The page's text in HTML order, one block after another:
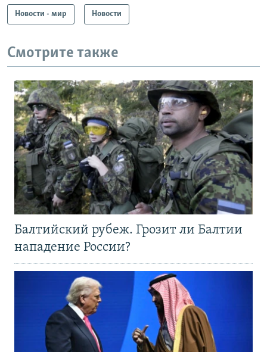
Новости - мир Новости
Смотрите также
Балтийский рубеж. Грозит ли Балтии
нападение России?